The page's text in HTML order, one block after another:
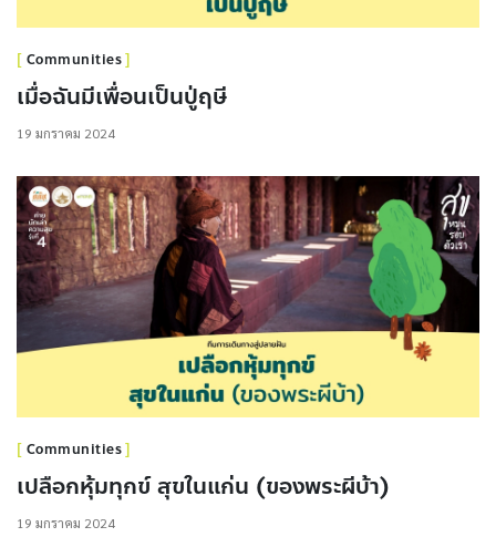
Communities
เมื่อฉันมีเพื่อนเป็นปู่ฤษี
19 มกราคม 2024
Communities
เปลือกหุ้มทุกข์ สุขในแก่น (ของพระผีบ้า)
19 มกราคม 2024